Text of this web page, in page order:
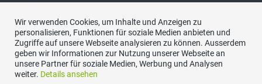
abonnieren
Wir verwenden Cookies, um Inhalte und Anzeigen zu
personalisieren, Funktionen für soziale Medien anbieten und
Zugriffe auf unsere Webseite analysieren zu können. Ausserdem
geben wir Informationen zur Nutzung unserer Webseite an
unsere Partner für soziale Medien, Werbung und Analysen
weiter. Details ansehen